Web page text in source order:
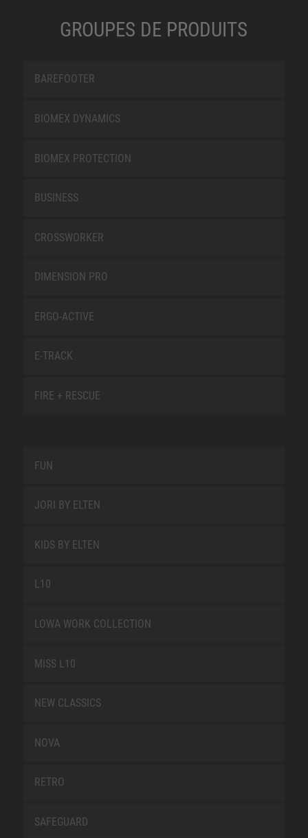
GROUPES DE PRODUITS
BAREFOOTER
BIOMEX DYNAMICS
BIOMEX PROTECTION
BUSINESS
CROSSWORKER
DIMENSION PRO
ERGO-ACTIVE
E-TRACK
FIRE + RESCUE
FUN
JORI BY ELTEN
KIDS BY ELTEN
L10
LOWA WORK COLLECTION
MISS L10
NEW CLASSICS
NOVA
RETRO
SAFEGUARD